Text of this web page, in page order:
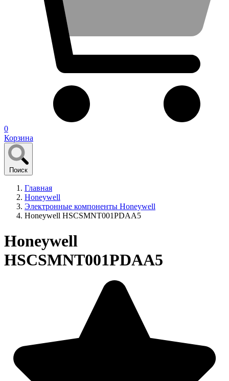
0
Корзина
Поиск
Главная
Honeywell
Электронные компоненты Honeywell
Honeywell HSCSMNT001PDAA5
Honeywell
HSCSMNT001PDAA5